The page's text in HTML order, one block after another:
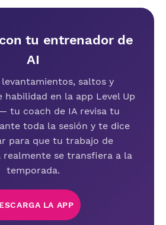
tu entrenador de
AI
saltos y
habilidad en la app Level Up
tu coach de IA revisa tu
toda la sesión y te dice
para que tu trabajo de
realmente se transfiera a la
temporada.
LA APP